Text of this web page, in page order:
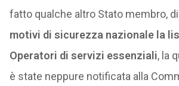
fatto qualche altro Stato membro, di
motivi di sicurezza nazionale la
Operatori di servizi essenziali, la
è state neppure notificata alla